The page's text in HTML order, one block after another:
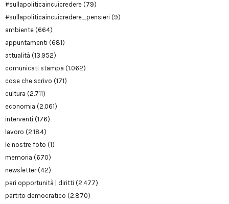
#sullapoliticaincuicredere (79)
#sullapoliticaincuicredere_pensieri (9)
ambiente (664)
appuntamenti (681)
attualità (13.952)
comunicati stampa (1.062)
cose che scrivo (171)
cultura (2.711)
economia (2.061)
interventi (176)
lavoro (2.184)
le nostre foto (1)
memoria (670)
newsletter(42)
pari opportunità | diritti (2.477)
partito democratico (2.870)